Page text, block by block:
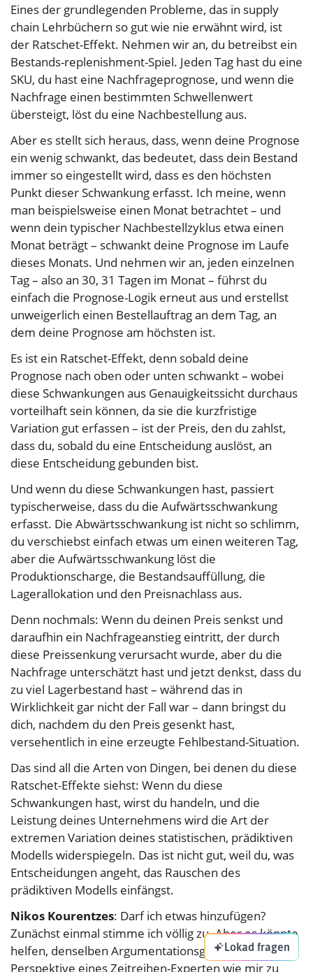
Eines der grundlegenden Probleme, das in supply
chain Lehrbüchern so gut wie nie erwähnt wird, ist
der Ratschet-Effekt. Nehmen wir an, du betreibst ein
Bestands-replenishment-Spiel. Jeden Tag hast du eine
SKU, du hast eine Nachfrageprognose, und wenn die
Nachfrage einen bestimmten Schwellenwert
übersteigt, löst du eine Nachbestellung aus.
Aber es stellt sich heraus, dass, wenn deine Prognose
ein wenig schwankt, das bedeutet, dass dein Bestand
immer so eingestellt wird, dass es den höchsten
Punkt dieser Schwankung erfasst. Ich meine, wenn
man beispielsweise einen Monat betrachtet – und
wenn dein typischer Nachbestellzyklus etwa einen
Monat beträgt – schwankt deine Prognose im Laufe
dieses Monats. Und nehmen wir an, jeden einzelnen
Tag – also an 30, 31 Tagen im Monat – führst du
einfach die Prognose-Logik erneut aus und erstellst
unweigerlich einen Bestellauftrag an dem Tag, an
dem deine Prognose am höchsten ist.
Es ist ein Ratschet-Effekt, denn sobald deine
Prognose nach oben oder unten schwankt – wobei
diese Schwankungen aus Genauigkeitssicht durchaus
vorteilhaft sein können, da sie die kurzfristige
Variation gut erfassen – ist der Preis, den du zahlst,
dass du, sobald du eine Entscheidung auslöst, an
diese Entscheidung gebunden bist.
Und wenn du diese Schwankungen hast, passiert
typischerweise, dass du die Aufwärtsschwankung
erfasst. Die Abwärtsschwankung ist nicht so schlimm,
du verschiebst einfach etwas um einen weiteren Tag,
aber die Aufwärtsschwankung löst die
Produktionscharge, die Bestandsauffüllung, die
Lagerallokation und den Preisnachlass aus.
Denn nochmals: Wenn du deinen Preis senkst und
daraufhin ein Nachfrageanstieg eintritt, der durch
diese Preissenkung verursacht wurde, aber du die
Nachfrage unterschätzt hast und jetzt denkst, dass du
zu viel Lagerbestand hast – während das in
Wirklichkeit gar nicht der Fall war – dann bringst du
dich, nachdem du den Preis gesenkt hast,
versehentlich in eine erzeugte Fehlbestand-Situation.
Das sind all die Arten von Dingen, bei denen du diese
Ratschet-Effekte siehst: Wenn du diese
Schwankungen hast, wirst du handeln, und die
Leistung deines Unternehmens wird die Art der
extremen Variation deines statistischen, prädiktiven
Modells widerspiegeln. Das ist nicht gut, weil du, was
Entscheidungen angeht, das Rauschen des
prädiktiven Modells einfängst.
Nikos Kourentzes: Darf ich etwas hinzufügen?
Zunächst einmal stimme ich völlig zu. Aber es könnte
helfen, denselben Argumentationsgang auch aus der
Perspektive eines Zeitreihen-Experten wie mir zu
Lokad fragen